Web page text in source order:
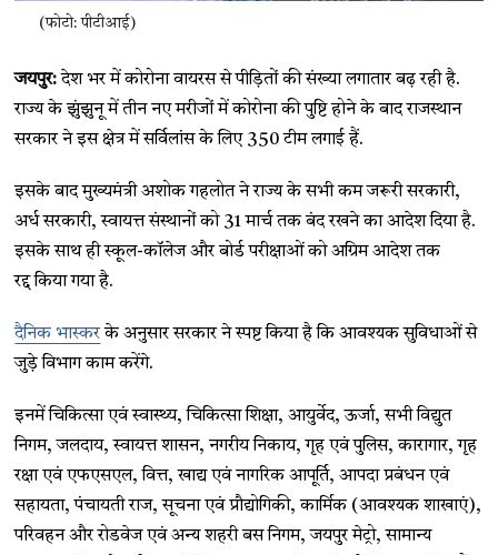
(फोटो: पीटीआई)
जयपुर:देश भर में कोरोना वायरस से पीड़ितों की संख्या लगातार बढ़ रही है.
राज्य के झुंझुनू में तीन नए मरीजों में कोरोना की पुष्टि होने के बाद राजस्थान
सरकार ने इस क्षेत्र में सर्विलांस के लिए 350 टीम लगाई हैं.
इसके बाद मुख्यमंत्री अशोक गहलोत ने राज्य के सभी कम जरूरी सरकारी,
अर्ध सरकारी, स्वायत्त संस्थानों को 31 मार्च तक बंद रखने का आदेश दिया है.
इसके साथ ही स्कूल-कॉलेज और बोर्ड परीक्षाओं को अग्रिम आदेश तक
रद्द किया गया है.
दैनिक भास्करके अनुसार सरकार ने स्पष्ट किया है कि आवश्यक सुविधाओं से
जुड़े विभाग काम करेंगे.
इनमें चिकित्सा एवं स्वास्थ्य, चिकित्सा शिक्षा, आयुर्वेद, ऊर्जा, सभी विद्युत
निगम, जलदाय, स्वायत्त शासन, नगरीय निकाय, गृह एवं पुलिस, कारागार, गृह
रक्षा एवं एफएसएल, वित्त, खाद्य एवं नागरिक आपूर्ति, आपदा प्रबंधन एवं
सहायता, पंचायती राज, सूचना एवं प्रौद्योगिकी, कार्मिक (आवश्यक शाखाएं),
परिवहन और रोडवेज एवं अन्य शहरी बस निगम, जयपुर मेट्रो, सामान्य